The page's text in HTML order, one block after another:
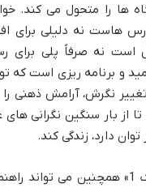
ها را متحول می کند.
هاست نه دلیلی برای
نه صرفاً پلی برای
و برنامه ریزی است که
نگرش، آرامش ذهنی
از بار سنگین نگرانی
دارد، زندگی کند.
آموزه های «تیک تاک 1» همچنین می